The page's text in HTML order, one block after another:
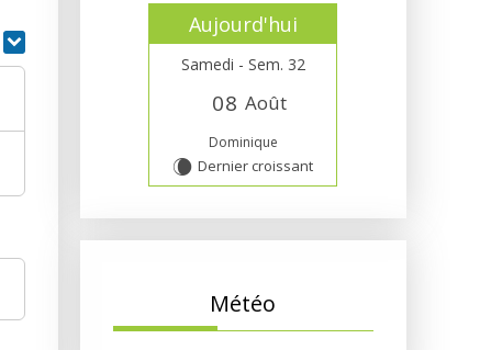
Aujourd'hui
Samedi - Sem. 32
08 Août
Dominique
W Dernier croissant
Météo